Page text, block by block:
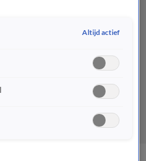
Altijd actief